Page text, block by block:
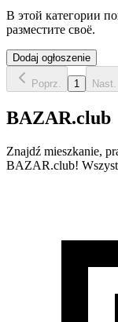
В этой категории
разместите своё.
Dodaj ogłoszenie
Poprz. 1 Nast.
BAZAR.club
Znajdź mieszkanie,
BAZAR.club!